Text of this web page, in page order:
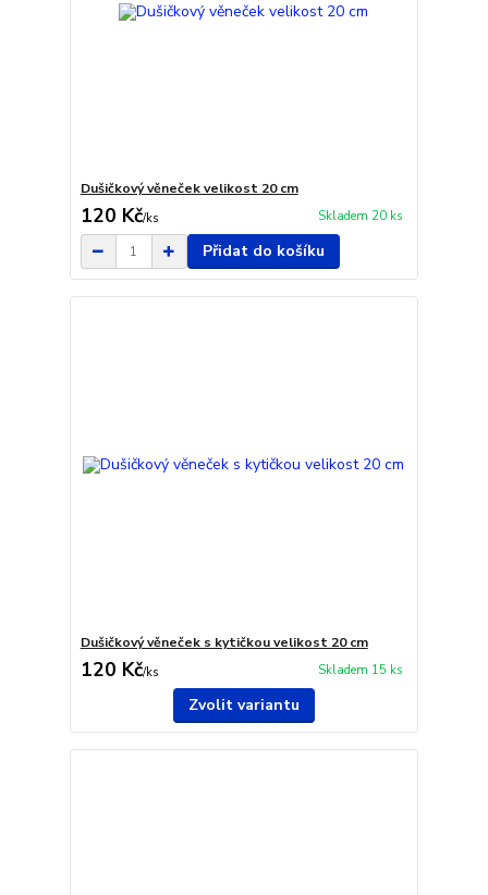
Dušičkový věneček velikost 20 cm
120 Kč/ks Skladem 20 ks
Přidat do košíku
Dušičkový věneček s kytičkou velikost 20 cm
120 Kč/ks Skladem 15 ks
Zvolit variantu